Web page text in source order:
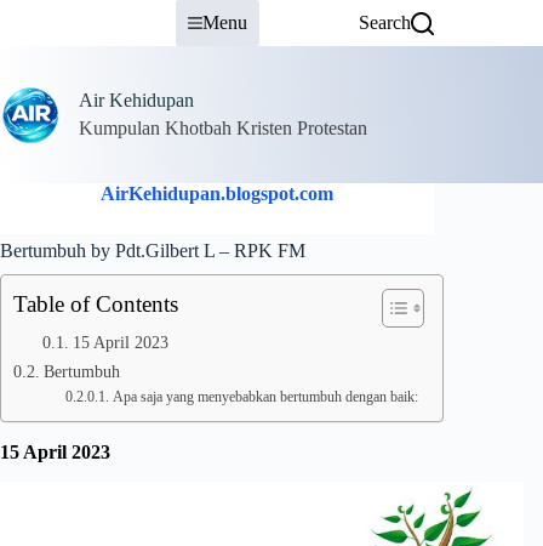
Menu Search
Air Kehidupan
Kumpulan Khotbah Kristen Protestan
AirKehidupan.blogspot.com
Bertumbuh by Pdt.Gilbert L – RPK FM
Table of Contents
15 April 2023
Bertumbuh
Apa saja yang menyebabkan bertumbuh dengan baik:
15 April 2023